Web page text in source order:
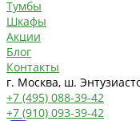
Тумбы
Шкафы
Акции
Блог
Контакты
г. Москва, ш.
+7 (495) 088-39-42
+7 (910) 093-39-42